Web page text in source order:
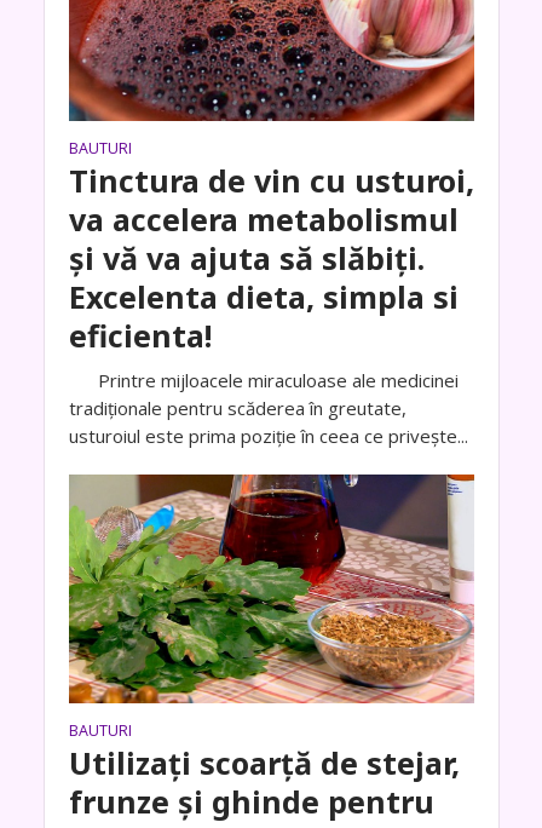
BAUTURI
Tinctura de vin cu usturoi,
va accelera metabolismul
și vă va ajuta să slăbiți.
Excelenta dieta, simpla si
eficienta!
Printre mijloacele miraculoase ale medicinei
tradiționale pentru scăderea în greutate,
usturoiul este prima poziție în ceea ce privește...
BAUTURI
Utilizați scoarță de stejar,
frunze și ghinde pentru